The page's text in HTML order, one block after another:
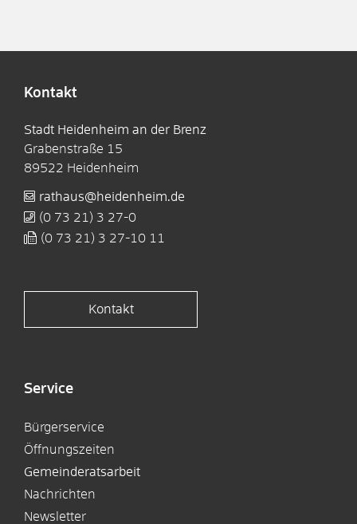
Kontakt
Stadt Heidenheim an der Brenz
Grabenstraße 15
89522 Heidenheim
rathaus@heidenheim.de
(0 73 21) 3 27-0
(0 73 21) 3 27-10 11
Kontakt
Service
Bürgerservice
Öffnungszeiten
Gemeinderatsarbeit
Nachrichten
Newsletter